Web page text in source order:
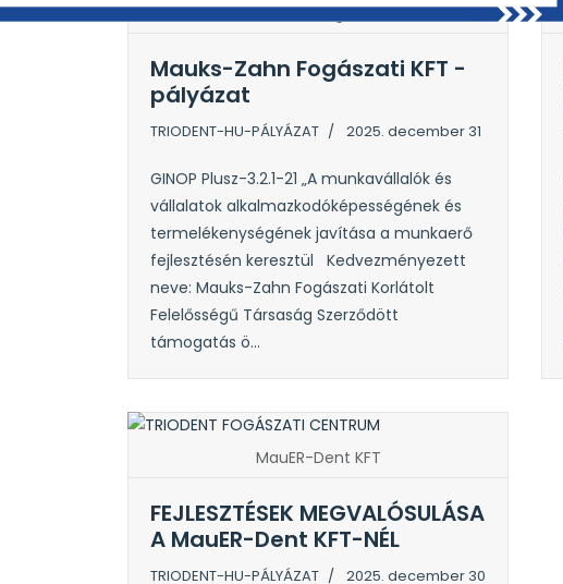
Mauks-Zahn Fogászati KFT
Mauks-Zahn Fogászati KFT -
pályázat
TRIODENT-HU-PÁLYÁZAT 2025. december 31
GINOP Plusz-3.2.1-21 „A munkavállalók és
vállalatok alkalmazkodóképességének és
termelékenységének javítása a munkaerő
fejlesztésén keresztül Kedvezményezett
neve: Mauks-Zahn Fogászati Korlátolt
Felelősségű Társaság Szerződött
támogatás ö...
MauER-Dent KFT
FEJLESZTÉSEK MEGVALÓSULÁSA
A MauER-Dent KFT-NÉL
TRIODENT-HU-PÁLYÁZAT 2025. december 30